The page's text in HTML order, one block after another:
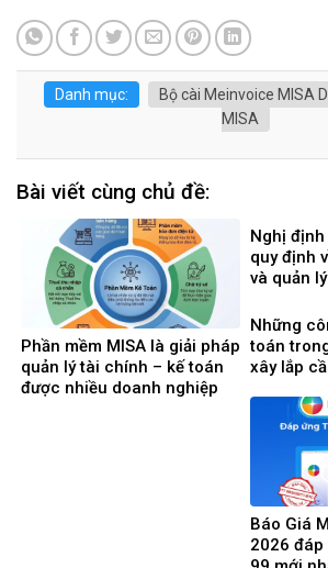
Danh mục: Bộ cài Meinvoice MISA
MISA
Bài viết cùng chủ đề:
Phần mềm MISA là giải pháp
quản lý tài chính – kế toán
được nhiều doanh nghiệp
Nghị
quy định
và quản
doanh
Những
toán
xây lắp
Báo Giá
2026 đáp